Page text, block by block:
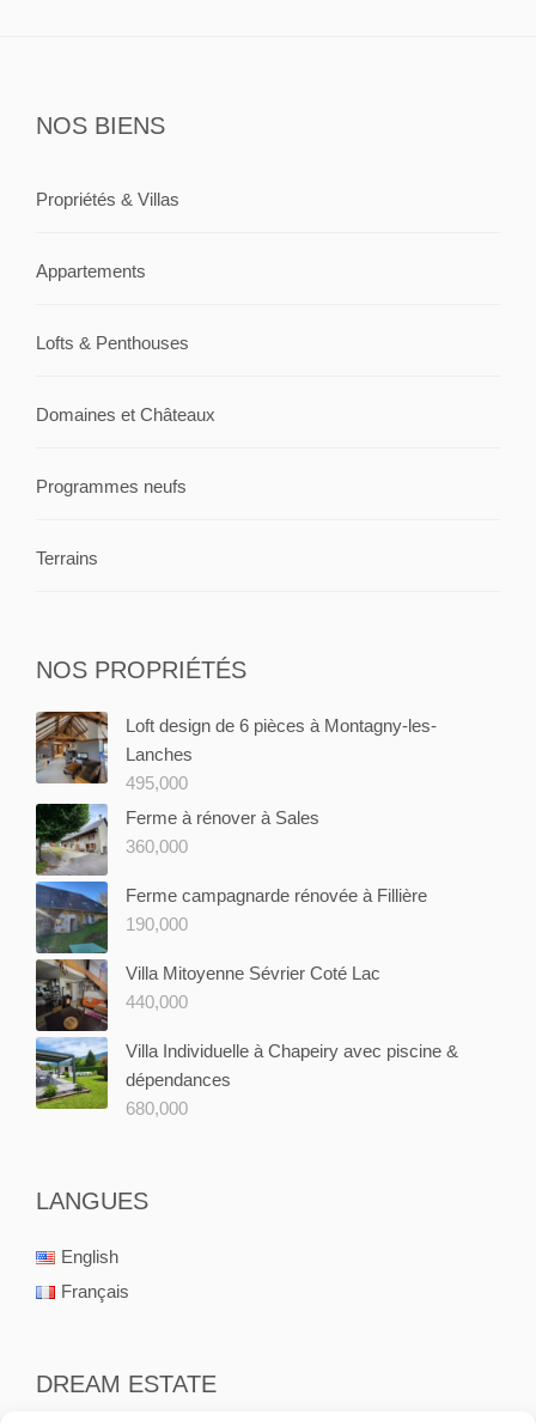
NOS BIENS
Propriétés & Villas
Appartements
Lofts & Penthouses
Domaines et Châteaux
Programmes neufs
Terrains
NOS PROPRIÉTÉS
Loft design de 6 pièces à Montagny-les-
Lanches
495,000
Ferme à rénover à Sales
360,000
Ferme campagnarde rénovée à Fillière
190,000
Villa Mitoyenne Sévrier Coté Lac
440,000
Villa Individuelle à Chapeiry avec piscine &
dépendances
680,000
LANGUES
English
Français
DREAM ESTATE